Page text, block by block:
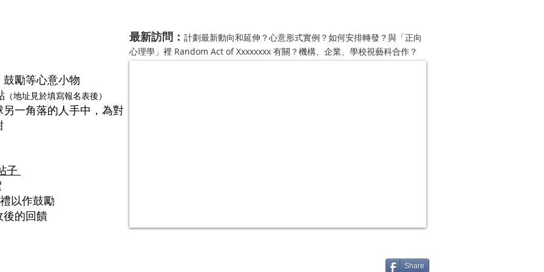
勵等心意小物
（地址見於填寫報名表後）
一角落的人手中，為對
子
以作鼓勵
後的回饋
​最新訪問： 計劃最新動向和延伸？心意形式實例？如何安排轉發？與「正向
心理學」裡 Random Act of Xxxxxxxx 有關？機構、企業、學校視藝科合作？
Share